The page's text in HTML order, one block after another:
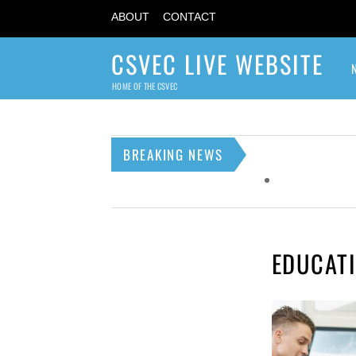
ABOUT CONTACT
CSVEC LIVE WEBSITE
HOME OF THE CSVEC
BREAKING NEWS